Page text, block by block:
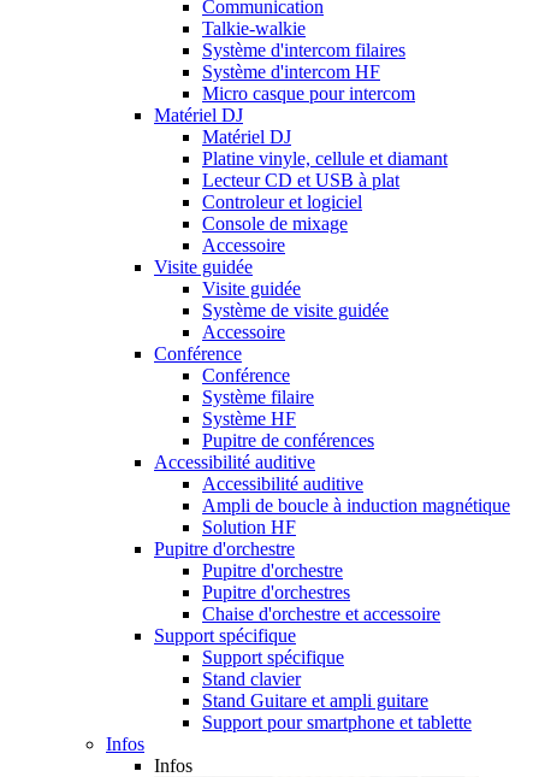
Communication
Talkie-walkie
Système d'intercom filaires
Système d'intercom HF
Micro casque pour intercom
Matériel DJ
Matériel DJ
Platine vinyle, cellule et diamant
Lecteur CD et USB à plat
Controleur et logiciel
Console de mixage
Accessoire
Visite guidée
Visite guidée
Système de visite guidée
Accessoire
Conférence
Conférence
Système filaire
Système HF
Pupitre de conférences
Accessibilité auditive
Accessibilité auditive
Ampli de boucle à induction magnétique
Solution HF
Pupitre d'orchestre
Pupitre d'orchestre
Pupitre d'orchestres
Chaise d'orchestre et accessoire
Support spécifique
Support spécifique
Stand clavier
Stand Guitare et ampli guitare
Support pour smartphone et tablette
Infos
Infos